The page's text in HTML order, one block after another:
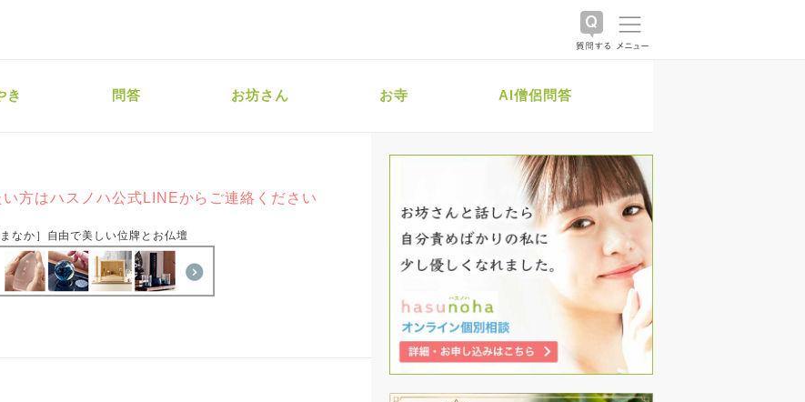
き 問答 お坊さん お寺 AI僧侶問答
方はハスノハ公式LINEからご連絡ください
まなか］自由で美しい位牌とお仏壇